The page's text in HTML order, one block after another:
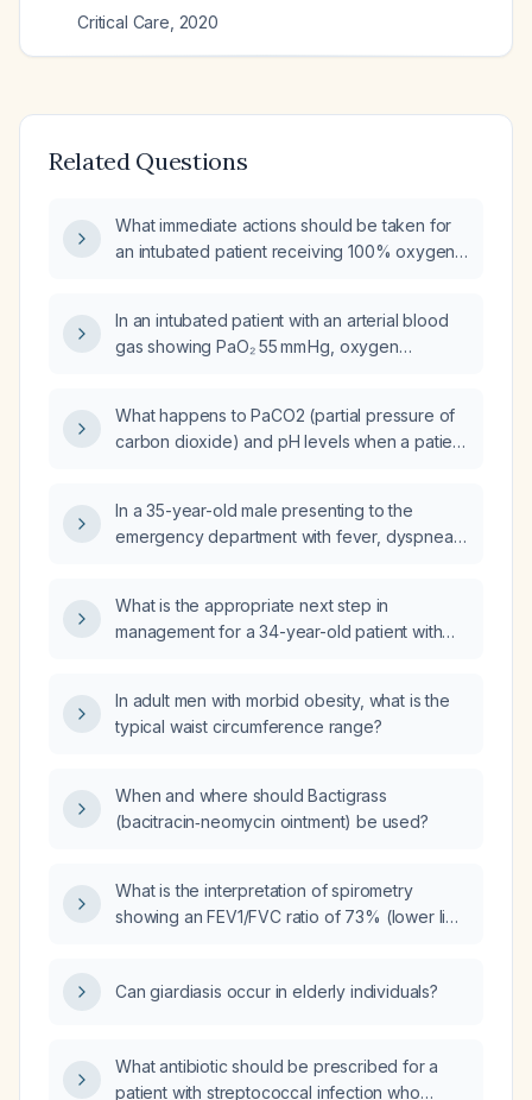
Critical Care 2020
Related Questions
What immediate actions should be taken for
an intubated patient receiving 100% oxygen
In an intubated patient with an arterial blood
gas showing PaO₂ 55 mm Hg, oxygen
failure with mild metabolic acidosis), what
immediate interventions should be
manage the acidosis?
What happens to PaCO2 (partial pressure of
carbon dioxide) and pH levels when a patient
PaCO2, PaO2 (partial pressure of oxygen),
and pH levels self-extubates?
In a 35-year-old male presenting to the
emergency department with fever, dyspnea,
normotension, inspiratory crackles, and a
chest radiograph showing peripheral patchy
diagnostic test is most appropriate to confirm
the diagnosis: streptococcal antigen test,
bronchoalveolar lavage?
What is the appropriate next step in
management for a 34-year-old patient with
montelukast but is currently not taking any
medication?
In adult men with morbid obesity, what is the
typical waist circumference range?
When and where should Bactigrass
(bacitracin‑neomycin ointment) be used?
What is the interpretation of spirometry
showing an FEV1/FVC ratio of 73% (lower limit
Can giardiasis occur in elderly individuals?
What antibiotic should be prescribed for a
patient with streptococcal infection who